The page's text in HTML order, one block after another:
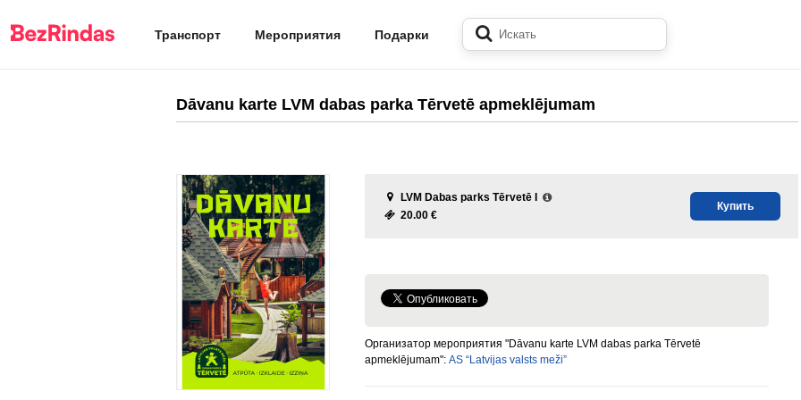
Транспорт Мероприятия Подарки
Dāvanu karte LVM dabas parka Tērvetē apmeklējumam
LVM Dabas parks Tērvetē I
20.00 €
Купить
Организатор мероприятия "Dāvanu karte LVM dabas parka Tērvetē
apmeklējumam": AS “Latvijas valsts meži”